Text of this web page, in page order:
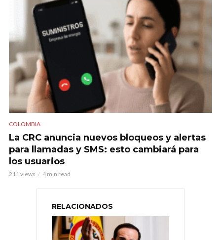
COLOMBIA
La CRC anuncia nuevos bloqueos y alertas
para llamadas y SMS: esto cambiará para
los usuarios
211 views 4 min read
RELACIONADOS